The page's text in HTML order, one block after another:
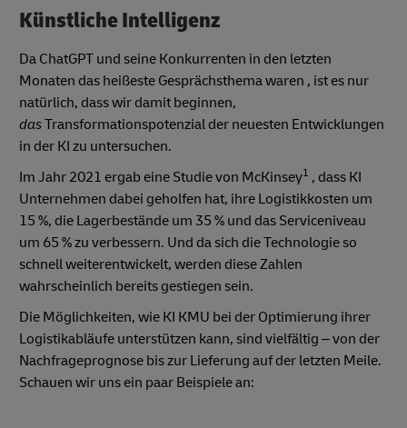
Künstliche Intelligenz
Da ChatGPT und seine Konkurrenten in den letzten
Monaten das heißeste Gesprächsthema waren , ist es nur
natürlich, dass wir damit beginnen,
dasTransformationspotenzial der neuesten Entwicklungen
in der KI zu untersuchen.
Im Jahr 2021 ergab eine Studie von McKinsey1 , dass KI
Unternehmen dabei geholfen hat, ihre Logistikkosten um
15 %, die Lagerbestände um 35 % und das Serviceniveau
um 65 % zu verbessern. Und da sich die Technologie so
schnell weiterentwickelt, werden diese Zahlen
wahrscheinlich bereits gestiegen sein.
Die Möglichkeiten, wie KI KMU bei der Optimierung ihrer
Logistikabläufe unterstützen kann, sind vielfältig – von der
Nachfrageprognose bis zur Lieferung auf der letzten Meile.
Schauen wir uns ein paar Beispiele an: